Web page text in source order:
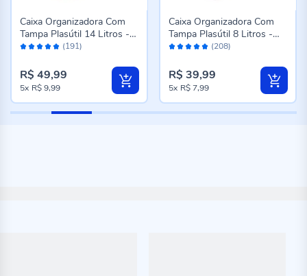
Avaliação: (191)
Caixa Organizadora Com
Tampa Plasútil 14 Litros -
Fendi
R$ 49,99
5x R$ 9,99
Avaliação: (208)
Caixa Organizadora Com
Tampa Plasútil 8 Litros -
Preto
R$ 39,99
5x R$ 7,99